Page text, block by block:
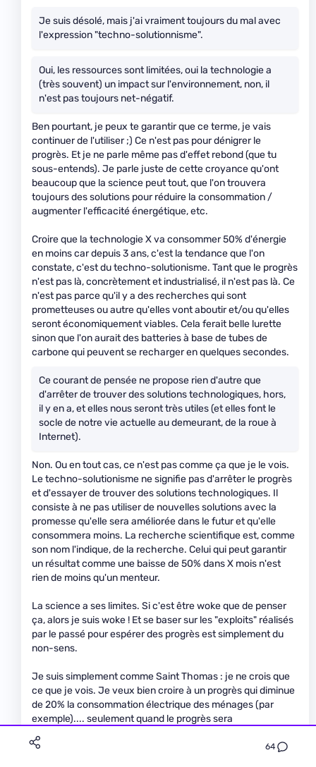
64
Je suis désolé, mais j'ai vraiment toujours du mal avec
l'expression "techno-solutionnisme".
Oui, les ressources sont limitées, oui la technologie a
(très souvent) un impact sur l'environnement, non, il
n'est pas toujours net-négatif.
Ben pourtant, je peux te garantir que ce terme, je vais
continuer de l'utiliser ;) Ce n'est pas pour dénigrer le
progrès. Et je ne parle même pas d'effet rebond (que tu
sous-entends). Je parle juste de cette croyance qu'ont
beaucoup que la science peut tout, que l'on trouvera
toujours des solutions pour réduire la consommation /
augmenter l'efficacité énergétique, etc.
Croire que la technologie X va consommer 50% d'énergie
en moins car depuis 3 ans, c'est la tendance que l'on
constate, c'est du techno-solutionisme. Tant que le progrès
n'est pas là, concrètement et industrialisé, il n'est pas là. Ce
n'est pas parce qu'il y a des recherches qui sont
prometteuses ou autre qu'elles vont aboutir et/ou qu'elles
seront économiquement viables. Cela ferait belle lurette
sinon que l'on aurait des batteries à base de tubes de
carbone qui peuvent se recharger en quelques secondes.
Ce courant de pensée ne propose rien d'autre que
d'arrêter de trouver des solutions technologiques, hors,
il y en a, et elles nous seront très utiles (et elles font le
socle de notre vie actuelle au demeurant, de la roue à
Internet).
Non. Ou en tout cas, ce n'est pas comme ça que je le vois.
Le techno-solutionisme ne signifie pas d'arrêter le progrès
et d'essayer de trouver des solutions technologiques. Il
consiste à ne pas utiliser de nouvelles solutions avec la
promesse qu'elle sera améliorée dans le futur et qu'elle
consommera moins. La recherche scientifique est, comme
son nom l'indique, de la recherche. Celui qui peut garantir
un résultat comme une baisse de 50% dans X mois n'est
rien de moins qu'un menteur.
La science a ses limites. Si c'est être woke que de penser
ça, alors je suis woke ! Et se baser sur les "exploits" réalisés
par le passé pour espérer des progrès est simplement du
non-sens.
Je suis simplement comme Saint Thomas : je ne crois que
ce que je vois. Je veux bien croire à un progrès qui diminue
de 20% la consommation électrique des ménages (par
exemple).... seulement quand le progrès sera
été promis. Sinon, aujourd'hui, nous aurions des voitures